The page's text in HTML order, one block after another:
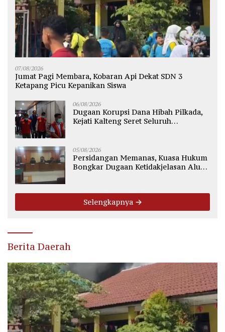
07/08/2026
Jumat Pagi Membara, Kobaran Api Dekat SDN 3
Ketapang Picu Kepanikan Siswa
06/08/2026
Dugaan Korupsi Dana Hibah Pilkada,
Kejati Kalteng Seret Seluruh
05/08/2026
Persidangan Memanas, Kuasa Hukum
Bongkar Dugaan Ketidakjelasan Alur
Selengkapnya
Berita Daerah